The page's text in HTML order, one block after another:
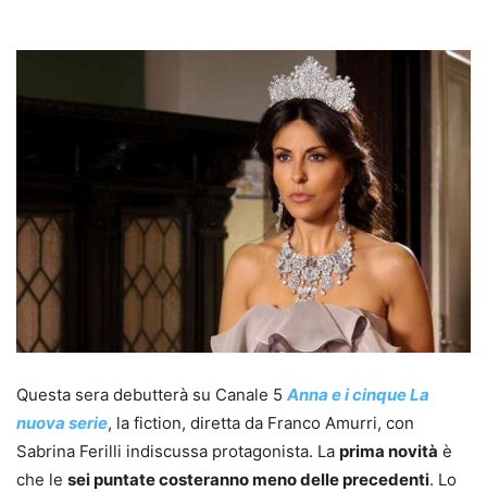
Questa sera debutterà su Canale 5 Anna e i cinque La
nuova serie, la fiction, diretta da Franco Amurri, con
Sabrina Ferilli indiscussa protagonista. La prima novità è
che le sei puntate costeranno meno delle precedenti. Lo